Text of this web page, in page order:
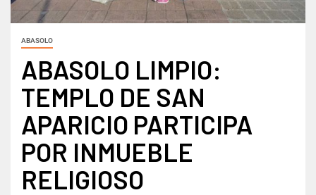
ABASOLO
ABASOLO LIMPIO:
TEMPLO DE SAN
APARICIO PARTICIPA
POR INMUEBLE
RELIGIOSO